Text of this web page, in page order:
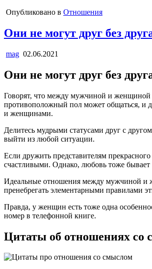
Опубликовано в Отношения
Они не могут друг без
mag 02.06.2021
Они не могут друг без
Говорят, что между мужчиной и женщиной
противоположный пол может общаться, и
и женщинами.
Делитесь мудрыми статусами друг с
выйти из любой ситуации.
Если дружить представителям
счастливыми. Однако, любовь тоже
Идеальные отношения между мужчиной и
пренебрегать элементарными правилами
Правда, у женщин есть тоже одна
номер в телефонной книге.
Цитаты об отношениях со